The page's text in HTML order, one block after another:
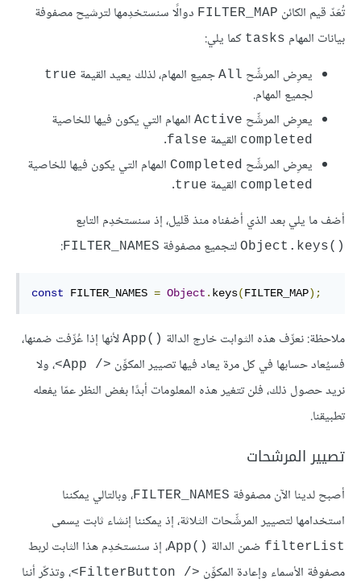
تُعَدّ قيم الكائن FILTER_MAP دوالًا سنستخدِمها لترشيح مصفوفة
بيانات المهام tasks كما يلي:
يعرِض المرشِّح All جميع المهام، لذلك يعيد القيمة true
لجميع المهام.
يعرِض المرشِّح Active المهام التي يكون فيها للخاصية
completed القيمة false
.
يعرِض المرشِّح Completed المهام التي يكون فيها للخاصية
completed القيمة true
.
أضف ما يلي بعد الذي أضفناه منذ قليل، إذ سنستخدِم التابع
Object.keys()‎ لتجميع مصفوفة FILTER_NAMES
:
const FILTER_NAMES = Object . keys(FILTER_MAP);
ملاحظة: نعرِّف هذه الثوابت خارج الدالة App()‎ لأنها إذا عُرِّفت ضمنها،
فسيُعاد حسابها في كل مرة يعاد فيها تصيير المكوِّن <App /‎>
، ولا
نريد حصول ذلك، فلن تتغير هذه المعلومات أبدًا بغض النظر عمّا يفعله
تطبيقنا.
تصيير المرشحات
أصبح لدينا الآن مصفوفة FILTER_NAMES، وبالتالي يمكننا
استخدامها لتصيير المرشِّحات الثلاثة، إذ يمكننا إنشاء ثابت يسمى
filterList ضمن الدالة App()‎، إذ سنستخدِم هذا الثابت لربط
مصفوفة الأسماء وإعادة المكوِّن <FilterButton /‎>
، وتذكّر أننا